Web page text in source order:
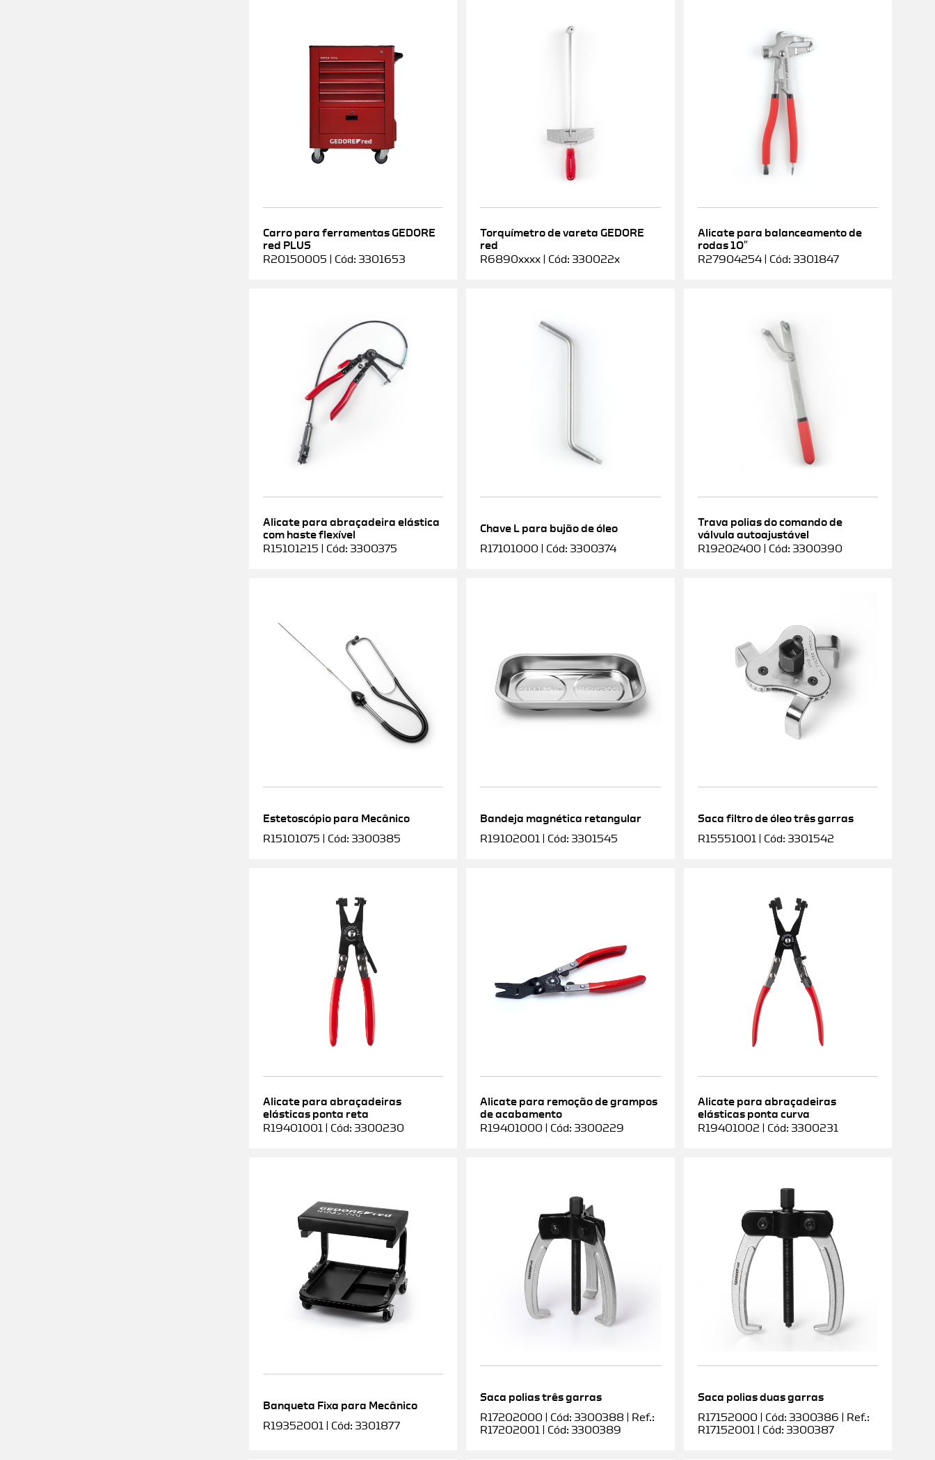
Carro para ferramentas GEDORE
red PLUS
R20150005 | Cód: 3301653
Torquímetro de vareta GEDORE
red
R6890xxxx | Cód: 330022x
Alicate para balanceamento de
rodas 10″
R27904254 | Cód: 3301847
Alicate para abraçadeira elástica
com haste flexível
R15101215 | Cód: 3300375
Chave L para bujão de óleo
R17101000 | Cód: 3300374
Trava polias do comando de
válvula autoajustável
R19202400 | Cód: 3300390
Estetoscópio para Mecânico
R15101075 | Cód: 3300385
Bandeja magnética retangular
R19102001 | Cód: 3301545
Saca filtro de óleo três garras
R15551001 | Cód: 3301542
Alicate para abraçadeiras
elásticas ponta reta
R19401001 | Cód: 3300230
Alicate para remoção de grampos
de acabamento
R19401000 | Cód: 3300229
Alicate para abraçadeiras
elásticas ponta curva
R19401002 | Cód: 3300231
Banqueta Fixa para Mecânico
R19352001 | Cód: 3301877
Saca polias três garras
R17202000 | Cód: 3300388 | Ref.:
R17202001 | Cód: 3300389
Saca polias duas garras
R17152000 | Cód: 3300386 | Ref.:
R17152001 | Cód: 3300387